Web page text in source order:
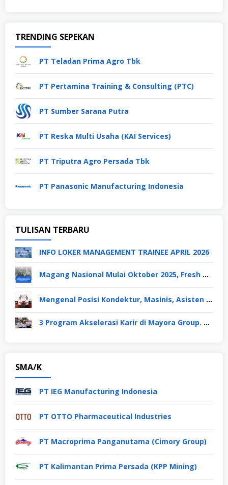
TRENDING SEPEKAN
PT Teladan Prima Agro Tbk
PT Pertamina Training & Consulting (PTC)
PT Sumber Sarana Putra
PT Reska Multi Usaha (KAI Services)
PT Triputra Agro Persada Tbk
PT Panasonic Manufacturing Indonesia
TULISAN TERBARU
INFO LOKER MANAGEMENT TRAINEE APRIL 2026
Magang Nasional Mulai Oktober 2025, Fresh Graduate Dapat Gaji UMP Selama 6 Bulan
Mengenal Posisi Kondektur, Masinis, Asisten PPKA, Pemeliharaan Sarana dan Prasarana, Polsuska (Polisi Khusus Kereta Api), di PT KAI
3 Program Akselerasi Karir di Mayora Group. Apa Saja? Berikut Penjelasannya
SMA/K
PT IEG Manufacturing Indonesia
PT OTTO Pharmaceutical Industries
PT Macroprima Panganutama (Cimory Group)
PT Kalimantan Prima Persada (KPP Mining)